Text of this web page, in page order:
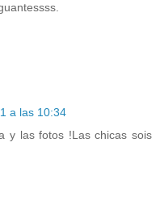
a las 10:34
y las fotos !Las chicas sois